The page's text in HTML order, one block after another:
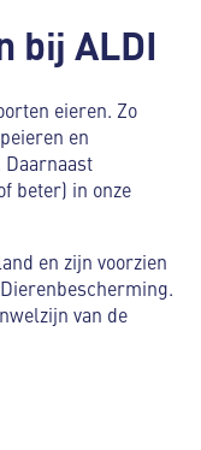
bij ALDI
eieren. Zo
en
beter) in onze
en zijn voorzien
van de